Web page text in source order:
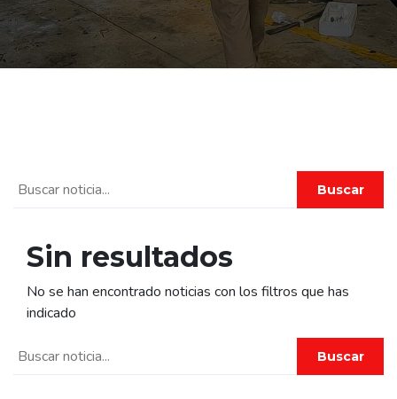
Buscar
Sin resultados
No se han encontrado noticias con los filtros que has
indicado
Buscar